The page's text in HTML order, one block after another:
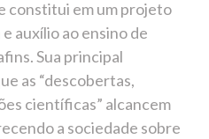
constitui em um projeto
auxílio ao ensino de
Sua principal
as “descobertas,
científicas” alcancem
a sociedade sobre